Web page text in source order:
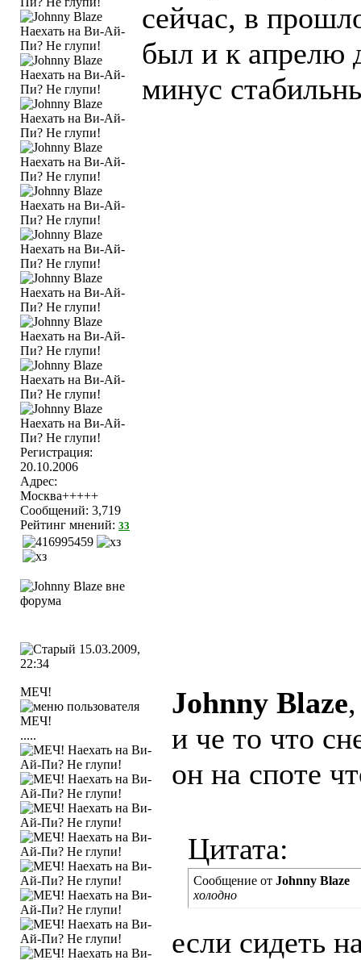
Регистрация:
20.10.2006
Адрес:
Москва+++++
Сообщений: 3,719
Рейтинг мнений: 33
сейчас, в
был и к апрелю
минус
15.03.2009,
22:34
МЕЧ!
.....
Johnny Blaze,
и че то что
он на споте
Цитата:
Сообщение от Johnny Blaze
холодно
если сидеть